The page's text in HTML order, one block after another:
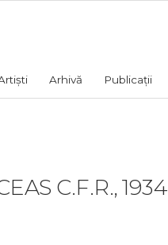
Arhivă Publicații
C.F.R., 1934